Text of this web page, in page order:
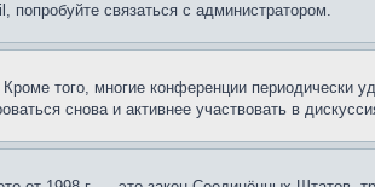
связаться с администратором.
того, многие конференции периодически
снова и активнее участвовать в